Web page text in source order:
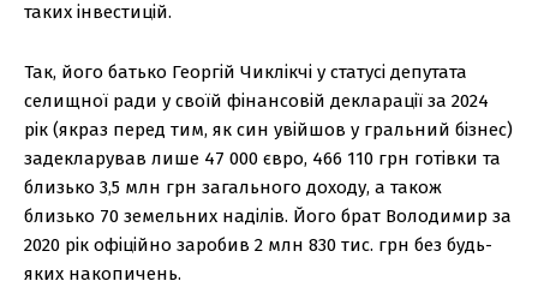
таких інвестицій.
Так, його батько Георгій Чиклікчі у статусі депутата
селищної ради у своїй фінансовій декларації за 2024
рік (якраз перед тим, як син увійшов у гральний бізнес)
задекларував лише 47 000 євро, 466 110 грн готівки та
близько 3,5 млн грн загального доходу, а також
близько 70 земельних наділів. Його брат Володимир за
2020 рік офіційно заробив 2 млн 830 тис. грн без будь-
яких накопичень.